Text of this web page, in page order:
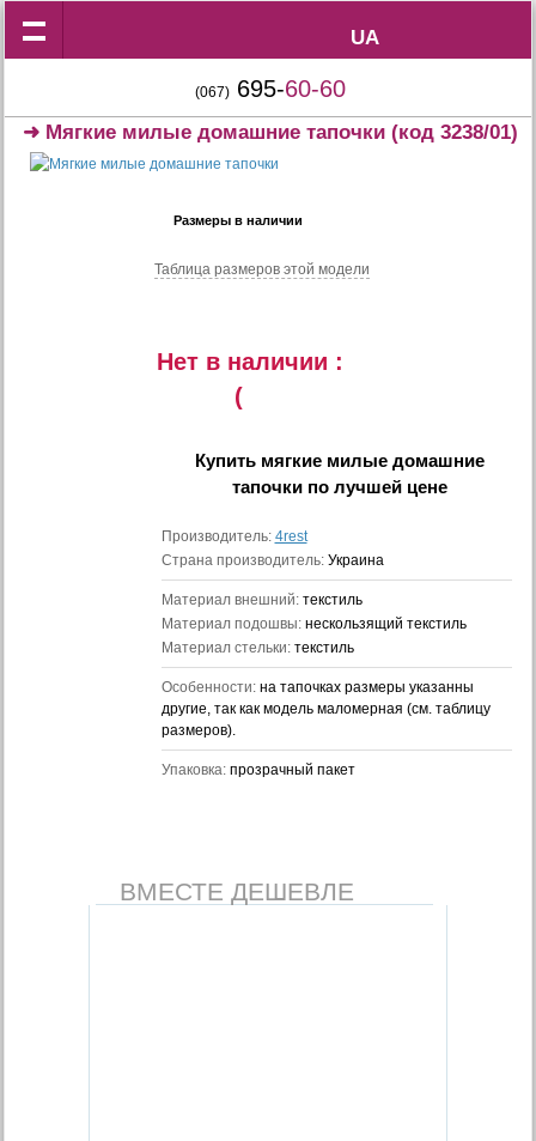
UA
UA
(067) 695-60-60
➜ Мягкие милые домашние тапочки (код 3238/01)
Размеры в наличии
Таблица размеров этой модели
Нет в наличии :
(
Купить мягкие милые домашние
тапочкипо лучшей цене
Производитель: 4rest
Страна производитель: Украина
Материал внешний: текстиль
Материал подошвы: нескользящий текстиль
Материал стельки: текстиль
Особенности: на тапочках размеры указанны
другие, так как модель маломерная (см. таблицу
размеров).
Упаковка: прозрачный пакет
ВМЕСТЕ ДЕШЕВЛЕ